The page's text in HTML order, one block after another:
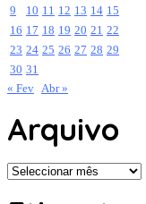
9
10 11 12 13 14 15
16 17 18 19 20 21 22
23 24 25 26 27 28 29
30 31
« Fev Abr »
Arquivo
Arquivo